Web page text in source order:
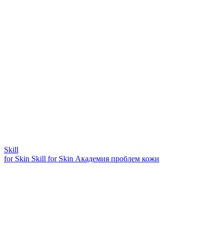
Skill
for Skin Skill for Skin Академия проблем кожи